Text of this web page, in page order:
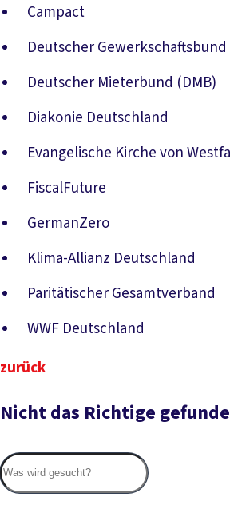
Campact
Deutscher Gewerkschaftsbund
Deutscher Mieterbund (DMB)
Diakonie Deutschland
Evangelische Kirche von
FiscalFuture
GermanZero
Klima-Allianz Deutschland
Paritätischer Gesamtverband
WWF Deutschland
zurück
Nicht das Richtige